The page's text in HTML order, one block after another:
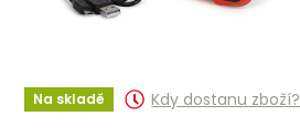
Na skladě Kdy dostanu zboží?